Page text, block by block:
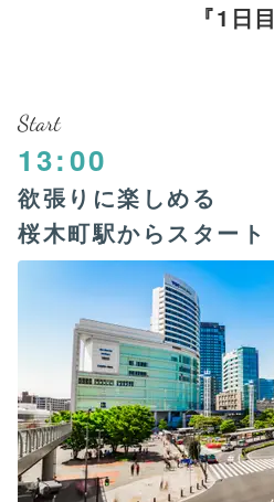
1日目
Start
13:00
欲張りに楽しめる
桜木町駅からスタート